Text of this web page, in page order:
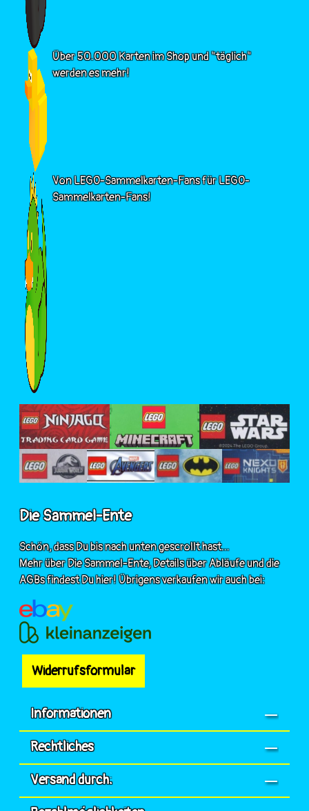
Über 50.000 Karten im Shop und "täglich"
werden es mehr!
Von LEGO-Sammelkarten-Fans für LEGO-
Sammelkarten-Fans!
Die Sammel-Ente
Schön, dass Du bis nach unten gescrollt hast...
Mehr über Die Sammel-Ente, Details über Abläufe und die
AGBs findest Du hier! Übrigens verkaufen wir auch bei:
Widerrufsformular
Informationen
Rechtliches
Versand durch: